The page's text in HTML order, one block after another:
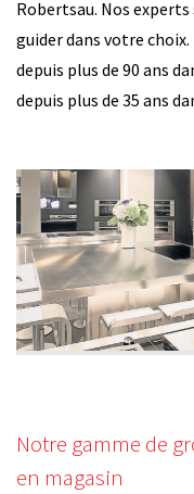
Robertsau. Nos
guider dans votre
depuis plus de 90 ans
depuis plus de 35 ans
Notre gamme de
en magasin